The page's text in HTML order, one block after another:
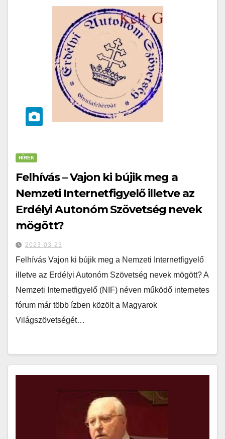
HÍREK
Felhívás – Vajon ki bújik meg a
Nemzeti Internetfigyelő illetve az
Erdélyi Autonóm Szövetség nevek
mögött?
2023-03-23
Felhívás Vajon ki bújik meg a Nemzeti Internetfigyelő
illetve az Erdélyi Autonóm Szövetség nevek mögött? A
Nemzeti Internetfigyelő (NIF) néven működő internetes
fórum már több ízben közölt a Magyarok
Világszövetségét…